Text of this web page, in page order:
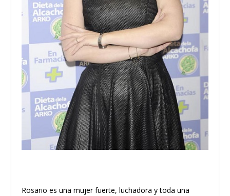
Rosario es una mujer fuerte, luchadora y toda una